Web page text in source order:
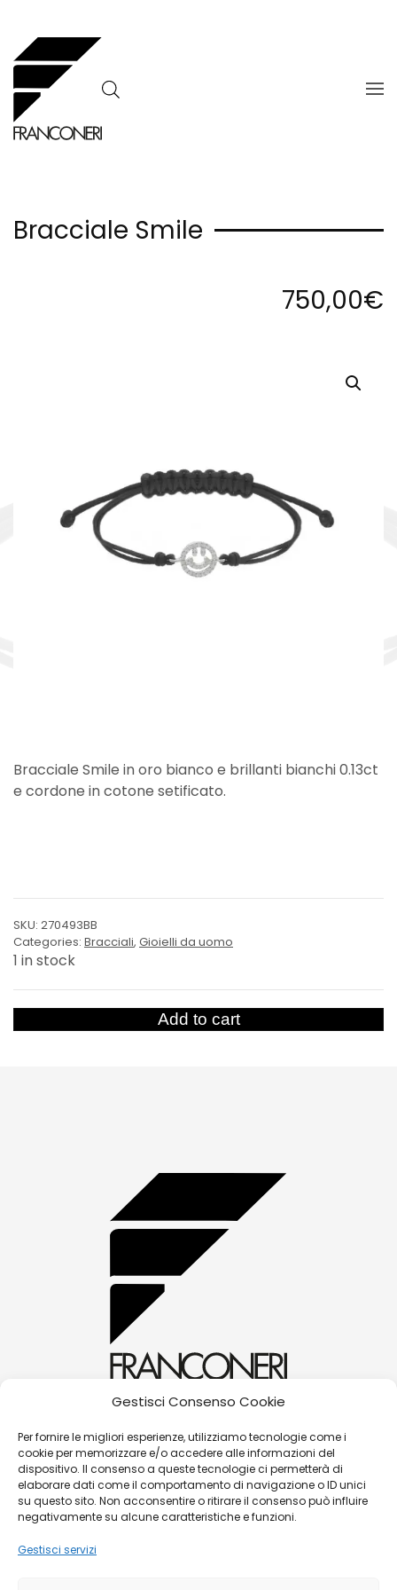
Gestisci Consenso Cookie
Per fornire le migliori esperienze, utilizziamo tecnologie come i
cookie per memorizzare e/o accedere alle informazioni del
dispositivo. Il consenso a queste tecnologie ci permetterà di
elaborare dati come il comportamento di navigazione o ID unici
su questo sito. Non acconsentire o ritirare il consenso può influire
negativamente su alcune caratteristiche e funzioni.
Gestisci servizi
Skip to main content
Bracciale Smile
750,00€
Bracciale Smile in oro bianco e brillanti bianchi 0.13ct
e cordone in cotone setificato.
SKU: 270493BB
Categories: Bracciali, Gioielli da uomo
1 in stock
Add to cart
(+39) 0572 70087
Corso Matteotti, 31 - 51016 - Montecatini Terme
(PT)